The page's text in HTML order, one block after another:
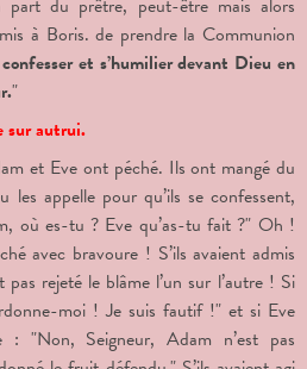
à Boris. de prendre la Communion
et s’humilier devant Dieu en
"
sur autrui.
et Eve ont péché. Ils ont mangé du
les appelle pour qu’ils se confessent,
où es-tu ? Eve qu’as-tu fait ?" Oh !
avec bravoure ! S’ils avaient admis
pas rejeté le blâme l’un sur l’autre ! Si
moi ! Je suis fautif !" et si Eve
: "Non, Seigneur, Adam n’est pas